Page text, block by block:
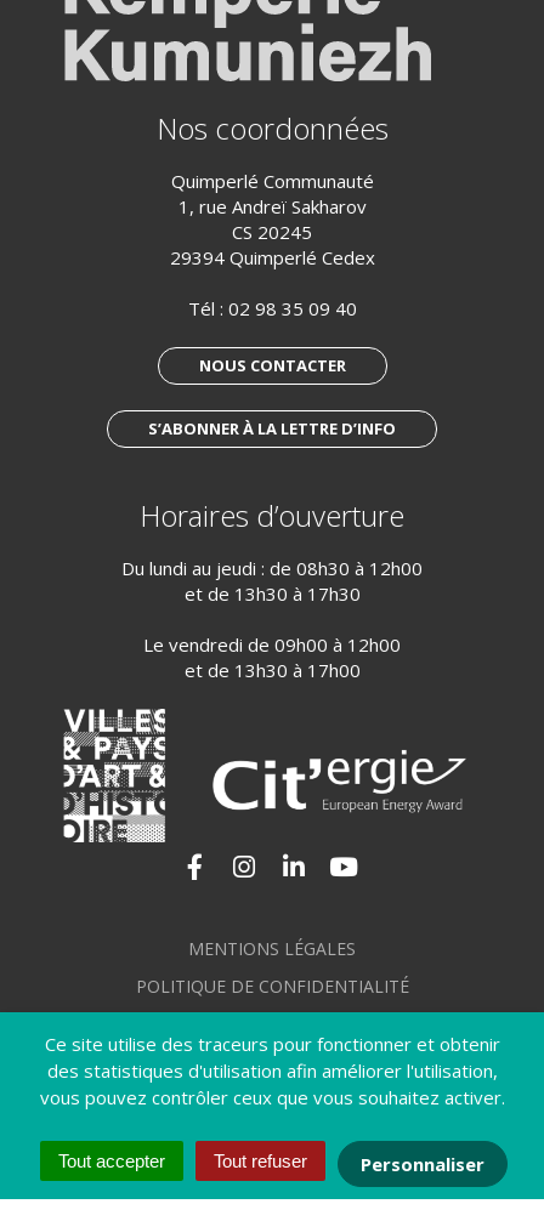
Ce site utilise des traceurs pour fonctionner et obtenir
des statistiques d'utilisation afin améliorer l'utilisation,
vous pouvez contrôler ceux que vous souhaitez activer.
Tout accepter Tout refuser Personnaliser
Nos coordonnées
Quimperlé Communauté
1, rue Andreï Sakharov
CS 20245
29394 Quimperlé Cedex
Tél : 02 98 35 09 40
NOUS CONTACTER
S’ABONNER À LA LETTRE D’INFO
Horaires d’ouverture
Du lundi au jeudi : de 08h30 à 12h00
et de 13h30 à 17h30
Le vendredi de 09h00 à 12h00
et de 13h30 à 17h00
Lien vers le compte Facebook
Lien vers le compte Instagram
Lien vers le compte
MENTIONS LÉGALES
POLITIQUE DE CONFIDENTIALITÉ
PLAN DU SITE
CRÉDITS
ACCESSIBILITÉ : NON CONFORME